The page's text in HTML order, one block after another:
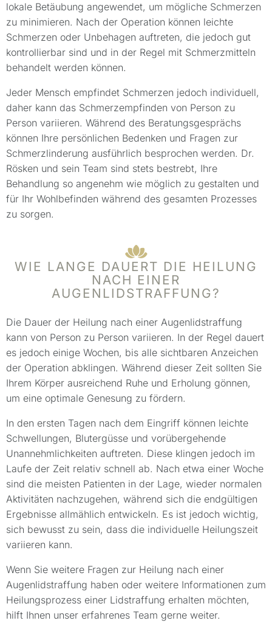
lokale Betäubung angewendet, um mögliche Schmerzen
zu minimieren. Nach der Operation können leichte
Schmerzen oder Unbehagen auftreten, die jedoch gut
kontrollierbar sind und in der Regel mit Schmerzmitteln
behandelt werden können.
Jeder Mensch empfindet Schmerzen jedoch individuell,
daher kann das Schmerzempfinden von Person zu
Person variieren. Während des Beratungsgesprächs
können Ihre persönlichen Bedenken und Fragen zur
Schmerzlinderung ausführlich besprochen werden. Dr.
Rösken und sein Team sind stets bestrebt, Ihre
Behandlung so angenehm wie möglich zu gestalten und
für Ihr Wohlbefinden während des gesamten Prozesses
zu sorgen.
WIE LANGE DAUERT DIE HEILUNG
NACH EINER
AUGENLIDSTRAFFUNG?
Die Dauer der Heilung nach einer Augenlidstraffung
kann von Person zu Person variieren. In der Regel dauert
es jedoch einige Wochen, bis alle sichtbaren Anzeichen
der Operation abklingen. Während dieser Zeit sollten Sie
Ihrem Körper ausreichend Ruhe und Erholung gönnen,
um eine optimale Genesung zu fördern.
In den ersten Tagen nach dem Eingriff können leichte
Schwellungen, Blutergüsse und vorübergehende
Unannehmlichkeiten auftreten. Diese klingen jedoch im
Laufe der Zeit relativ schnell ab. Nach etwa einer Woche
sind die meisten Patienten in der Lage, wieder normalen
Aktivitäten nachzugehen, während sich die endgültigen
Ergebnisse allmählich entwickeln. Es ist jedoch wichtig,
sich bewusst zu sein, dass die individuelle Heilungszeit
variieren kann.
Wenn Sie weitere Fragen zur Heilung nach einer
Augenlidstraffung haben oder weitere Informationen zum
Heilungsprozess einer Lidstraffung erhalten möchten,
hilft Ihnen unser erfahrenes Team gerne weiter.